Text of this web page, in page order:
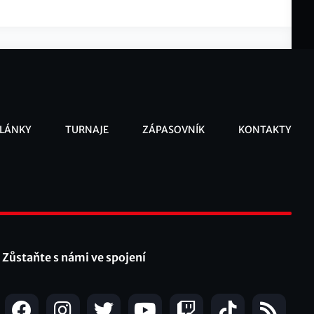
TURNAJE ZÁPASOVNÍK KONTAKTY
Zůstaňte s námi ve spojení